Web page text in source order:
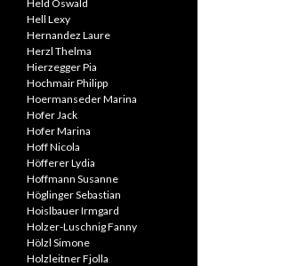
Held Oswald
Hell Lexy
Hernandez Laure
Herzl Thelma
Hierzegger Pia
Hochmair Philipp
Hoermanseder Marina
Hofer Jack
Hofer Marina
Hoff Nicola
Höfferer Lydia
Hoffmann Susanne
Höglinger Sebastian
Hoislbauer Irmgard
Holzer-Luschnig Fanny
Hölzl Simone
Holzleitner Fjolla